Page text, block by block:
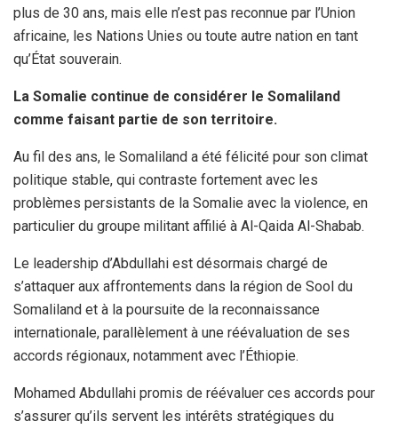
plus de 30 ans, mais elle n’est pas reconnue par l’Union
africaine, les Nations Unies ou toute autre nation en tant
qu’État souverain.
La Somalie continue de considérer le Somaliland
comme faisant partie de son territoire.
Au fil des ans, le Somaliland a été félicité pour son climat
politique stable, qui contraste fortement avec les
problèmes persistants de la Somalie avec la violence, en
particulier du groupe militant affilié à Al-Qaida Al-Shabab.
Le leadership d’Abdullahi est désormais chargé de
s’attaquer aux affrontements dans la région de Sool du
Somaliland et à la poursuite de la reconnaissance
internationale, parallèlement à une réévaluation de ses
accords régionaux, notamment avec l’Éthiopie.
Mohamed Abdullahi promis de réévaluer ces accords pour
s’assurer qu’ils servent les intérêts stratégiques du